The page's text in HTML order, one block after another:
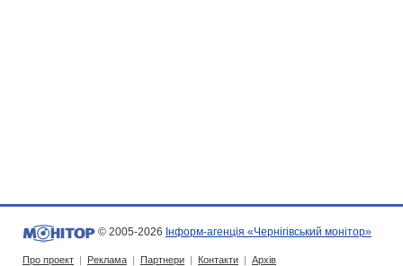
© 2005-2026 Інформ-агенція «Чернігівський монітор»
Про проект | Реклама | Партнери | Контакти | Архів